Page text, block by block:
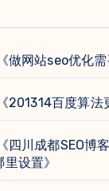
做网站seo优化
201314百度算法
四川成都SEO博
里设置》